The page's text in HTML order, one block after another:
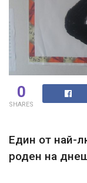
0
SHARES
Един от най-
роден на